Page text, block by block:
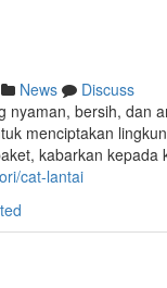
News
Discuss
nyaman, bersih, dan
menciptakan
kabarkan
cat-lantai